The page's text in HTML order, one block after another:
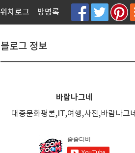
위치로그 방명록
블로그 정보
바람나그네
대중문화평론,IT,여행,사진,바람나그네